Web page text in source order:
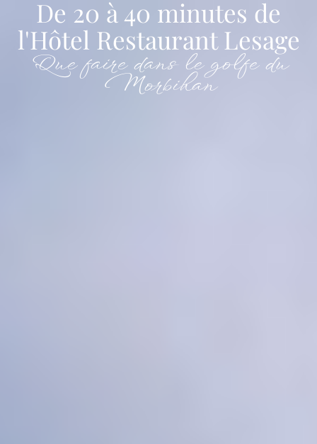
De 20 à 40 minutes de
l'Hôtel Restaurant Lesage
Que faire dans le golfe du
Morbihan